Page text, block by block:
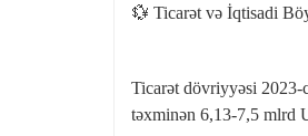
💱 Ticarət və İqtisadi
Ticarət dövriyyəsi
təxminən 6,13‑7,5 mlrd